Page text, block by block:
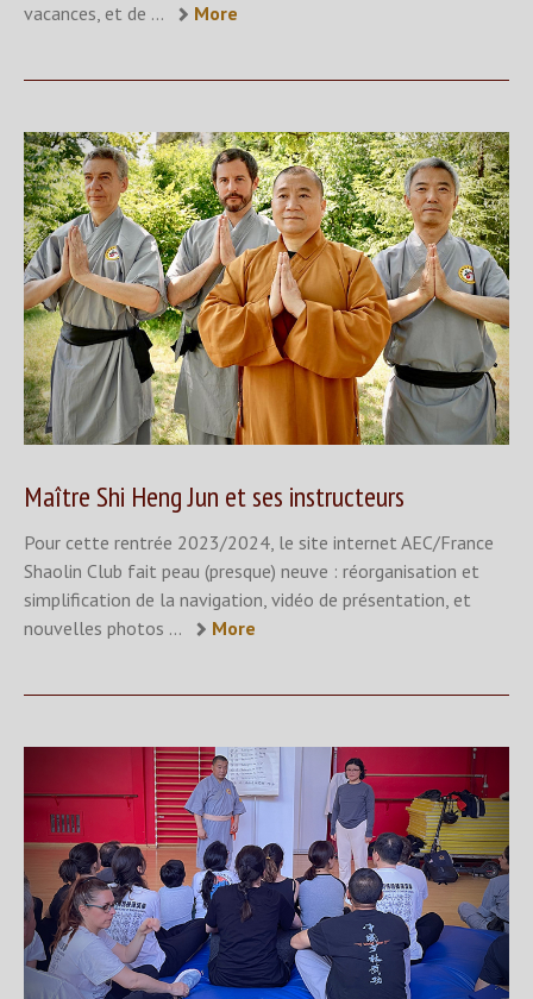
vacances, et de ...
More
Maître Shi Heng Jun et ses instructeurs
Pour cette rentrée 2023/2024, le site internet AEC/France
Shaolin Club fait peau (presque) neuve : réorganisation et
simplification de la navigation, vidéo de présentation, et
nouvelles photos ...
More